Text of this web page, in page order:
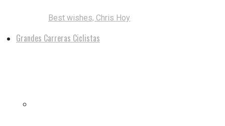
Best wishes, Chris Hoy
Grandes Carreras Ciclistas